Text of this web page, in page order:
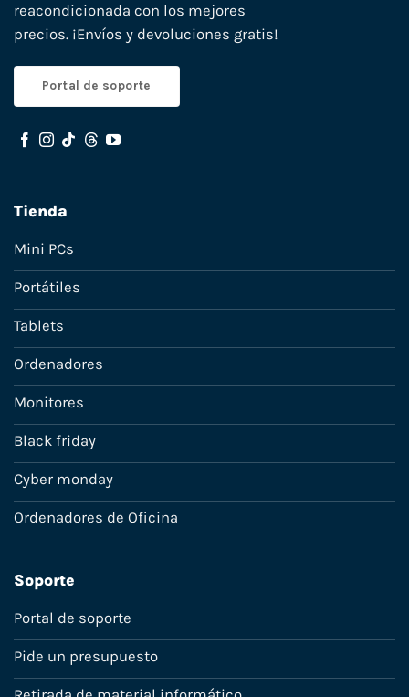
reacondicionada con los mejores
precios. ¡Envíos y devoluciones gratis!
Portal de soporte
Tienda
Mini PCs
Portátiles
Tablets
Ordenadores
Monitores
Black friday
Cyber monday
Ordenadores de Oficina
Soporte
Portal de soporte
Pide un presupuesto